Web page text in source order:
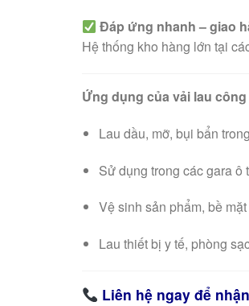
Đáp ứng nhanh – giao
Hệ thống kho hàng lớn tại
Ứng dụng của vải lau
Lau dầu, mỡ, bụi bẩn
Sử dụng trong các gara
Vệ sinh sản phẩm, bề
Lau thiết bị y tế, phòng
Liên hệ ngay để